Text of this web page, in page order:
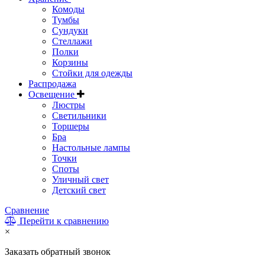
Комоды
Тумбы
Сундуки
Стеллажи
Полки
Корзины
Стойки для одежды
Распродажа
Освещение
Люстры
Светильники
Торшеры
Бра
Настольные лампы
Точки
Споты
Уличный свет
Детский свет
Сравнение
Перейти к сравнению
×
Заказать обратный звонок